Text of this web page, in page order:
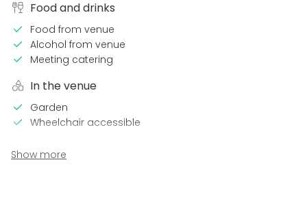
Food and drinks
Food from venue
Alcohol from venue
Meeting catering
In the venue
Garden
Wheelchair accessible
Equipment
Show more